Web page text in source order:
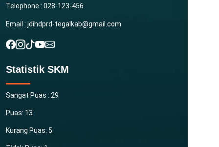
Telephone : 028-123-456
Email : jdihdprd-tegalkab@gmail.com
Statistik SKM
Sangat Puas : 29
Puas: 13
Kurang Puas: 5